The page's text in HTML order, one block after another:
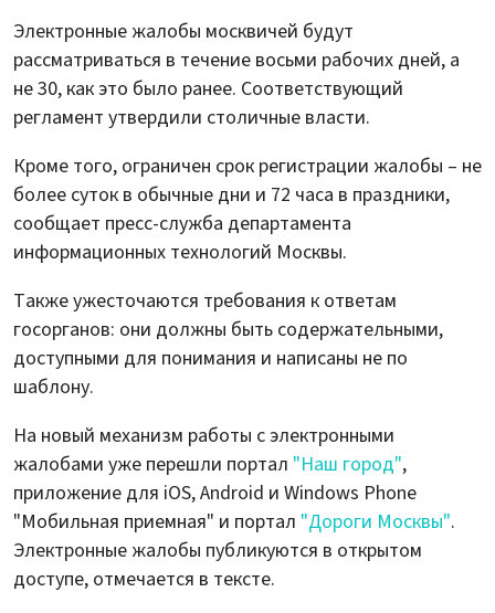
Электронные жалобы москвичей будут
рассматриваться в течение восьми рабочих дней, а
не 30, как это было ранее. Соответствующий
регламент утвердили столичные власти.
Кроме того, ограничен срок регистрации жалобы – не
более суток в обычные дни и 72 часа в праздники,
сообщает пресс-служба департамента
информационных технологий Москвы.
Также ужесточаются требования к ответам
госорганов: они должны быть содержательными,
доступными для понимания и написаны не по
шаблону.
На новый механизм работы с электронными
жалобами уже перешли портал "Наш город",
приложение для iOS, Android и Windows Phone
"Мобильная приемная" и портал "Дороги Москвы".
Электронные жалобы публикуются в открытом
доступе, отмечается в тексте.